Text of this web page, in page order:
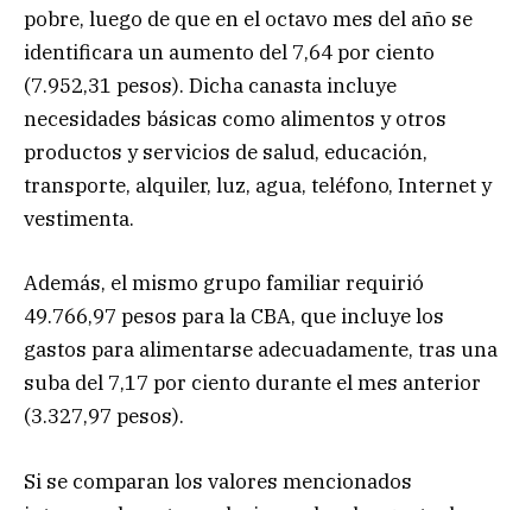
pobre, luego de que en el octavo mes del año se
identificara un aumento del 7,64 por ciento
(7.952,31 pesos). Dicha canasta incluye
necesidades básicas como alimentos y otros
productos y servicios de salud, educación,
transporte, alquiler, luz, agua, teléfono, Internet y
vestimenta.
Además, el mismo grupo familiar requirió
49.766,97 pesos para la CBA, que incluye los
gastos para alimentarse adecuadamente, tras una
suba del 7,17 por ciento durante el mes anterior
(3.327,97 pesos).
Si se comparan los valores mencionados